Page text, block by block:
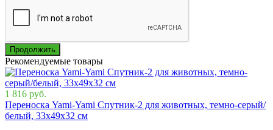
Продолжить
Рекомендуемые товары
1 816 руб.
Переноска Yami-Yami Спутник-2 для животных, темно-серый/
белый, 33х49х32 см